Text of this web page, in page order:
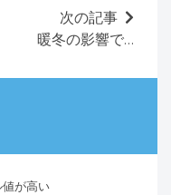
値が高い
次の記事
暖冬の影響で…